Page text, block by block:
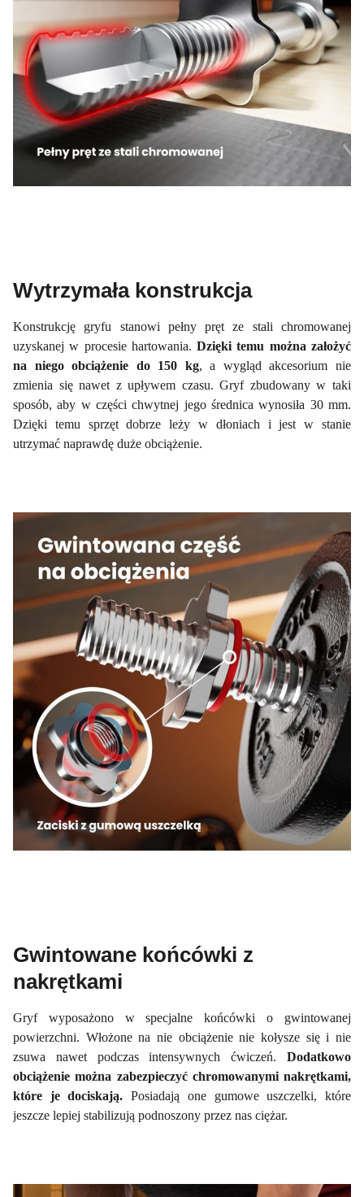
Wytrzymała konstrukcja
Konstrukcję gryfu stanowi pełny pręt ze stali chromowanej
uzyskanej w procesie hartowania.Dzięki temu można założyć
na niego obciążenie do 150 kg, a wygląd akcesorium nie
zmienia się nawet z upływem czasu. Gryf zbudowany w taki
sposób, aby w części chwytnej jego średnica wynosiła 30 mm.
Dzięki temu sprzęt dobrze leży w dłoniach i jest w stanie
utrzymać naprawdę duże obciążenie.
Gwintowane końcówki z
nakrętkami
Gryf wyposażono w specjalne końcówki o gwintowanej
powierzchni. Włożone na nie obciążenie nie kołysze się i nie
zsuwa nawet podczas intensywnych ćwiczeń. Dodatkowo
obciążenie można zabezpieczyć chromowanymi nakrętkami,
które je dociskają. Posiadają one gumowe uszczelki, które
jeszcze lepiej stabilizują podnoszony przez nas ciężar.